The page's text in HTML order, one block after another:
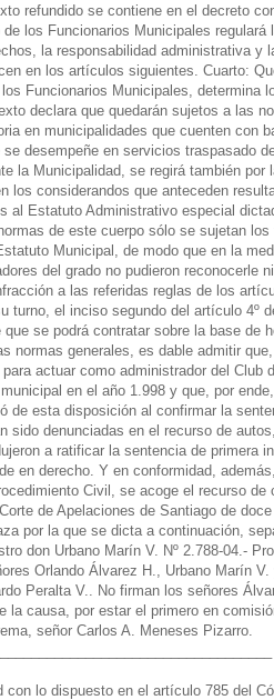
refundido se contiene en el decreto
los Funcionarios Municipales regulará
la responsabilidad administrativa y
en los artículos siguientes. Cuarto:
Funcionarios Municipales, determina
declara que quedarán sujetos a las
en municipalidades que cuenten con
desempeñe en servicios traspasado
la Municipalidad, se regirá también por
los considerandos que anteceden
al Estatuto Administrativo especial
de este cuerpo sólo se sujetan
Municipal, de modo que en la
del grado no pudieron reconocerle
a las referidas reglas de los
turno, el inciso segundo del artículo 4º
se podrá contratar sobre la base de
normas generales, es dable admitir
actuar como administrador del Club
en el año 1.998 y que, por
esta disposición al confirmar la
denunciadas en el recurso de
a ratificar la sentencia de primera
en derecho. Y en conformidad,
Civil, se acoge el recurso de
de Apelaciones de Santiago de
por la que se dicta a continuación,
don Urbano Marín V. Nº 2.788-04.-
Orlando Álvarez H., Urbano Marín
Peralta V.. No firman los señores
la causa, por estar el primero en
señor Carlos A. Meneses Pizarro.
lo dispuesto en el artículo 785 del